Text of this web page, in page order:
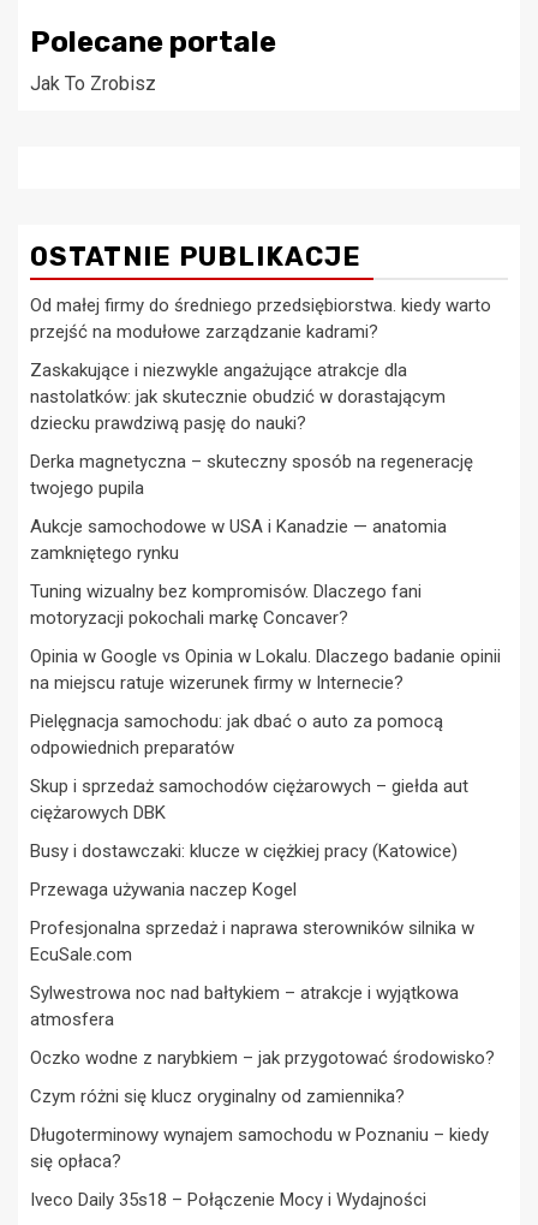
Polecane portale
Jak To Zrobisz
OSTATNIE PUBLIKACJE
Od małej firmy do średniego przedsiębiorstwa. kiedy warto
przejść na modułowe zarządzanie kadrami?
Zaskakujące i niezwykle angażujące atrakcje dla
nastolatków: jak skutecznie obudzić w dorastającym
dziecku prawdziwą pasję do nauki?
Derka magnetyczna – skuteczny sposób na regenerację
twojego pupila
Aukcje samochodowe w USA i Kanadzie — anatomia
zamkniętego rynku
Tuning wizualny bez kompromisów. Dlaczego fani
motoryzacji pokochali markę Concaver?
Opinia w Google vs Opinia w Lokalu. Dlaczego badanie opinii
na miejscu ratuje wizerunek firmy w Internecie?
Pielęgnacja samochodu: jak dbać o auto za pomocą
odpowiednich preparatów
Skup i sprzedaż samochodów ciężarowych – giełda aut
ciężarowych DBK
Busy i dostawczaki: klucze w ciężkiej pracy (Katowice)
Przewaga używania naczep Kogel
Profesjonalna sprzedaż i naprawa sterowników silnika w
EcuSale.com
Sylwestrowa noc nad bałtykiem – atrakcje i wyjątkowa
atmosfera
Oczko wodne z narybkiem – jak przygotować środowisko?
Czym różni się klucz oryginalny od zamiennika?
Długoterminowy wynajem samochodu w Poznaniu – kiedy
się opłaca?
Iveco Daily 35s18 – Połączenie Mocy i Wydajności